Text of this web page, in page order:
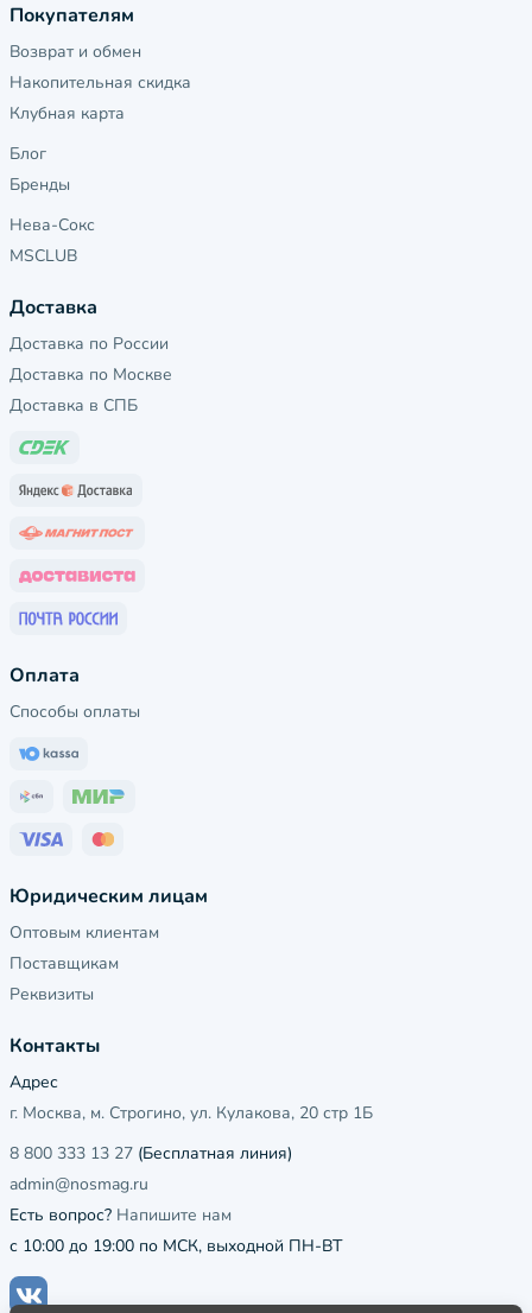
Покупателям
Возврат и обмен
Накопительная скидка
Клубная карта
Блог
Бренды
Нева-Сокс
MSCLUB
Доставка
Доставка по России
Доставка по Москве
Доставка в СПБ
Оплата
Способы оплаты
Юридическим лицам
Оптовым клиентам
Поставщикам
Реквизиты
Контакты
Адрес
г. Москва, м. Строгино, ул. Кулакова, 20 стр 1Б
8 800 333 13 27 (Бесплатная линия)
admin@nosmag.ru
Есть вопрос? Напишите нам
с 10:00 до 19:00 по МСК, выходной ПН-ВТ